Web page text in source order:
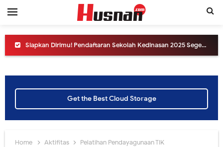
Siapkan Dirimu! Pendaftaran Sekolah Kedinasan 2025 Segera Dibuka
Yuk ikuti Konferensi Pers Pengumuman SNBT 2025
Simak Cara Melihat Pengumuman Hasil SNBP tahun 2025
Get the Best Cloud Storage
Home Aktifitas Pelatihan Pendayagunaan TIK